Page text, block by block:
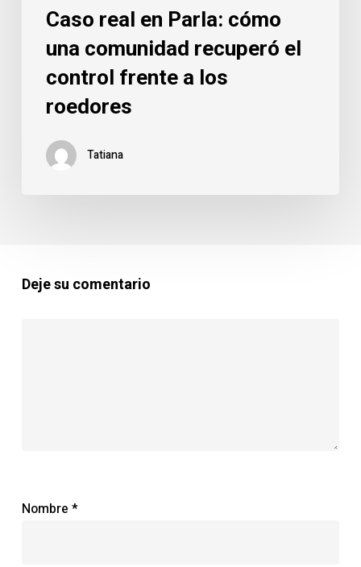
roedores
Caso real en Parla: cómo
una comunidad recuperó el
control frente a los
roedores
Tatiana
Deje su comentario
Nombre *